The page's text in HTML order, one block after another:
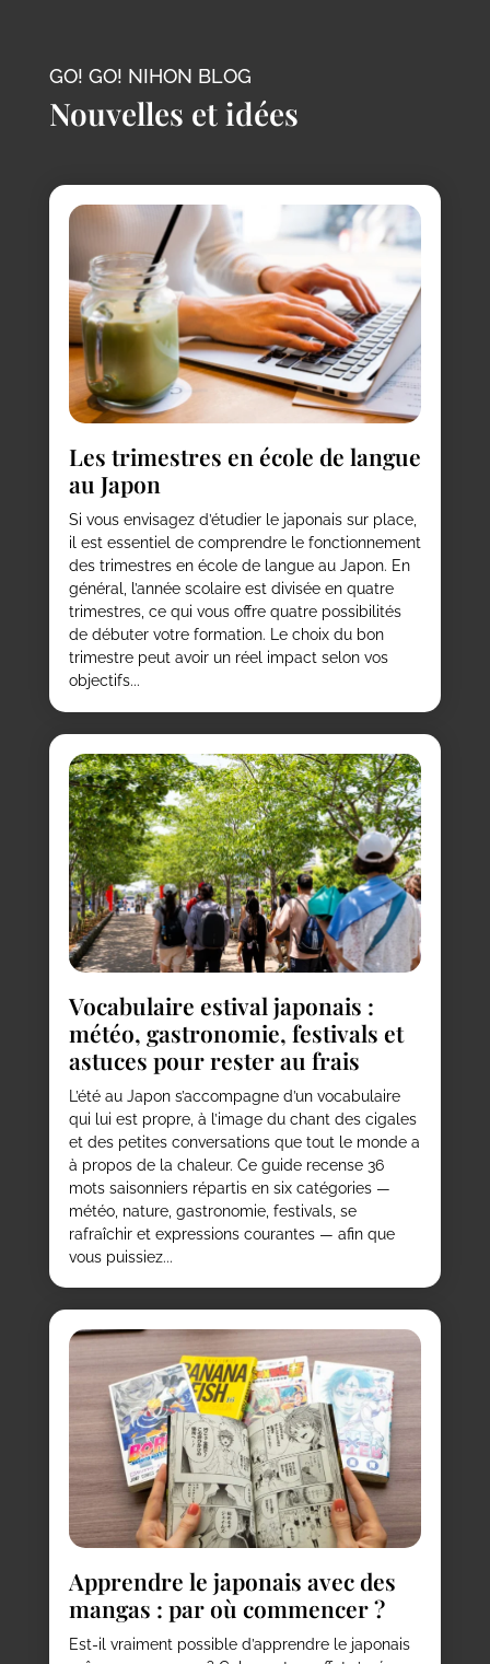
GO! GO! NIHON BLOG
Nouvelles et idées
Les trimestres en école de langue
au Japon
Si vous envisagez d’étudier le japonais sur place,
il est essentiel de comprendre le fonctionnement
des trimestres en école de langue au Japon. En
général, l’année scolaire est divisée en quatre
trimestres, ce qui vous offre quatre possibilités
de débuter votre formation. Le choix du bon
trimestre peut avoir un réel impact selon vos
objectifs...
Vocabulaire estival japonais :
météo, gastronomie, festivals et
astuces pour rester au frais
L’été au Japon s’accompagne d’un vocabulaire
qui lui est propre, à l’image du chant des cigales
et des petites conversations que tout le monde a
à propos de la chaleur. Ce guide recense 36
mots saisonniers répartis en six catégories —
météo, nature, gastronomie, festivals, se
rafraîchir et expressions courantes — afin que
vous puissiez...
Apprendre le japonais avec des
mangas : par où commencer ?
Est-il vraiment possible d’apprendre le japonais